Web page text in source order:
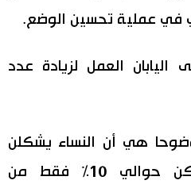
عملية تحسين الوضع.
اليابان العمل لزيادة عدد
هي أن النساء يشكلن
نصف عدد الناخبين ولكن حوالي 10% فقط من